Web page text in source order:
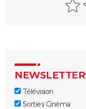
Télévision
Sorties Cinéma